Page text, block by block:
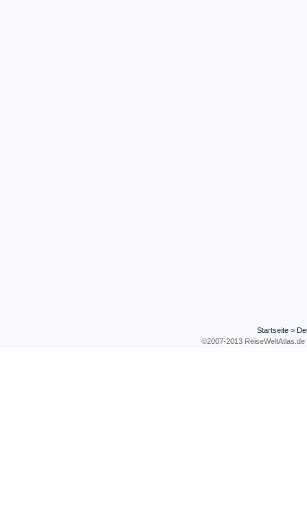
Startseite>
©2007-2013